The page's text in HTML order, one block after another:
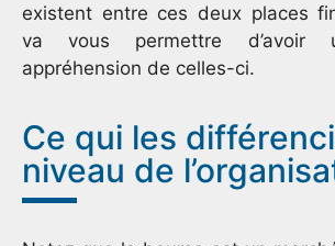
existent entre ces deux places
va vous permettre d’avoir
appréhension de celles-ci.
Ce qui les
niveau de